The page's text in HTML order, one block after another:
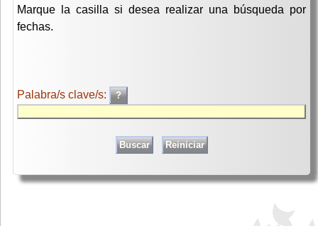
Marque la casilla si desea realizar una búsqueda por
fechas.
Palabra/s clave/s: